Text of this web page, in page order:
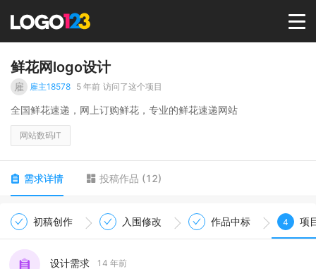
选择套餐→
LOGO
鲜花网logo设计
雇 雇主18578 5 年前 访问了这个项目
全国鲜花速递，网上订购鲜花，专业的鲜花速递网站
网站数码IT
需求详情 投稿作品 (12)
初稿创作 入围修改 作品中标 4 项
设计需求 14 年前